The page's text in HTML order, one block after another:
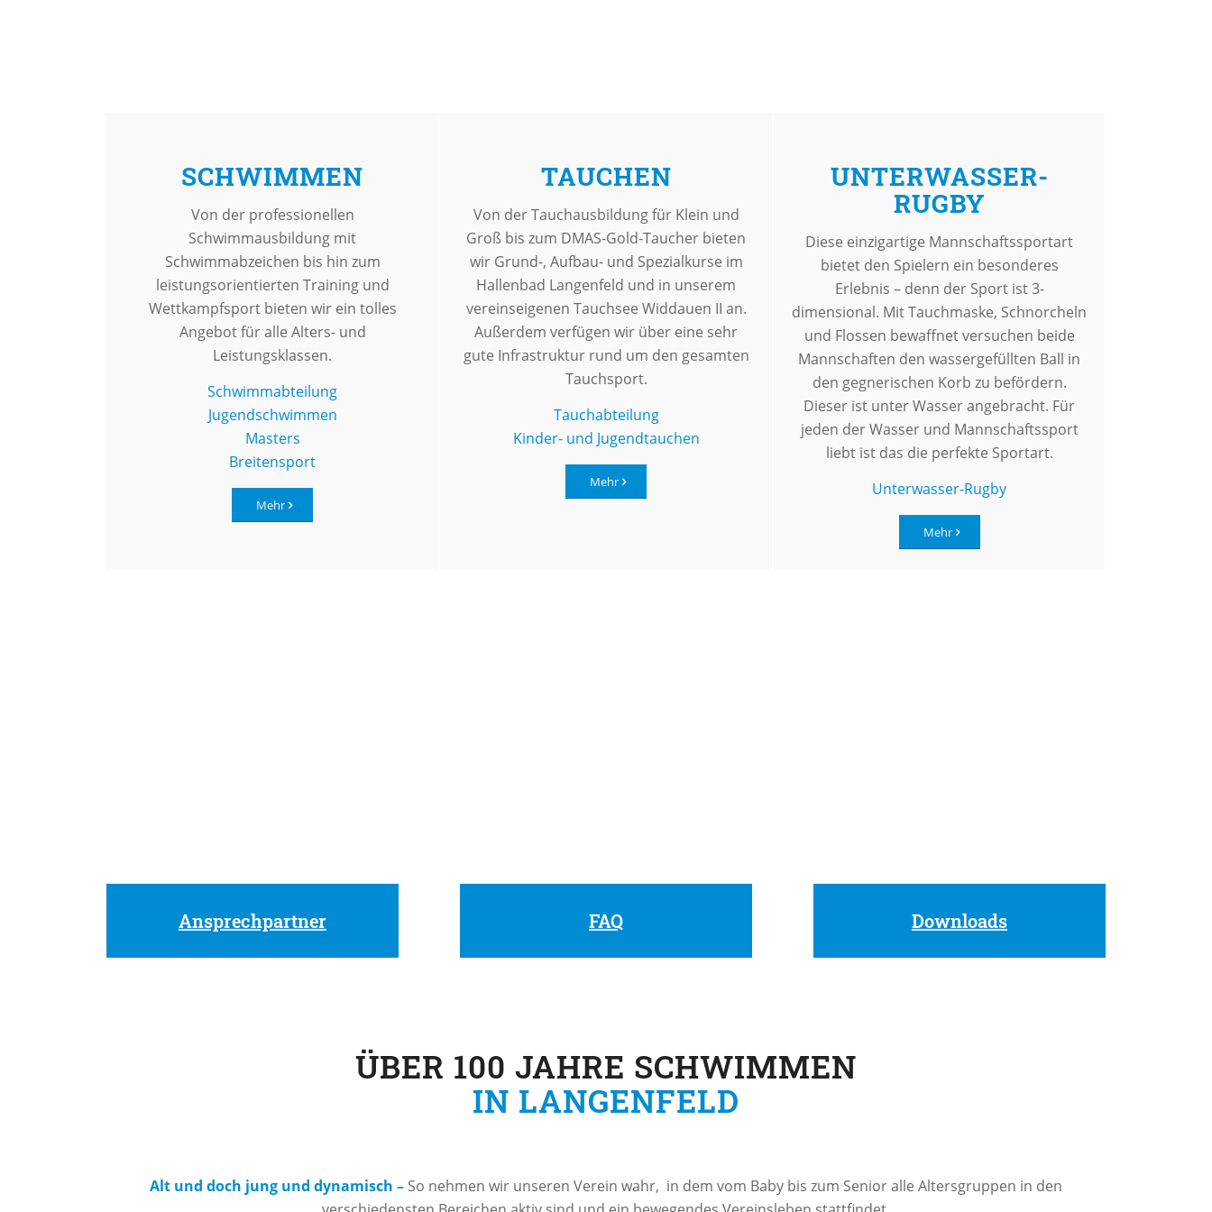
SCHWIMMEN
Von der professionellen
Schwimmausbildung mit
Schwimmabzeichen bis hin zum
leistungsorientierten Training und
Wettkampfsport bieten wir ein tolles
Angebot für alle Alters- und
Leistungsklassen.
Schwimmabteilung
Jugendschwimmen
Masters
Breitensport
Mehr
TAUCHEN
Von der Tauchausbildung für Klein und
Groß bis zum DMAS-Gold-Taucher bieten
wir Grund-, Aufbau- und Spezialkurse im
Hallenbad Langenfeld und in unserem
vereinseigenen Tauchsee Widdauen II an.
Außerdem verfügen wir über eine sehr
gute Infrastruktur rund um den gesamten
Tauchsport.
Tauchabteilung
Kinder- und Jugendtauchen
Mehr
UNTERWASSER-
RUGBY
Diese einzigartige Mannschaftssportart
bietet den Spielern ein besonderes
Erlebnis – denn der Sport ist 3-
dimensional. Mit Tauchmaske, Schnorcheln
und Flossen bewaffnet versuchen beide
Mannschaften den wassergefüllten Ball in
den gegnerischen Korb zu befördern.
Dieser ist unter Wasser angebracht. Für
jeden der Wasser und Mannschaftssport
liebt ist das die perfekte Sportart.
Unterwasser-Rugby
Mehr
Ansprechpartner FAQ Downloads
ÜBER 100 JAHRE SCHWIMMEN
IN LANGENFELD
Alt und doch jung und dynamisch – So nehmen wir unseren Verein wahr, in dem vom Baby bis zum Senior alle Altersgruppen in den